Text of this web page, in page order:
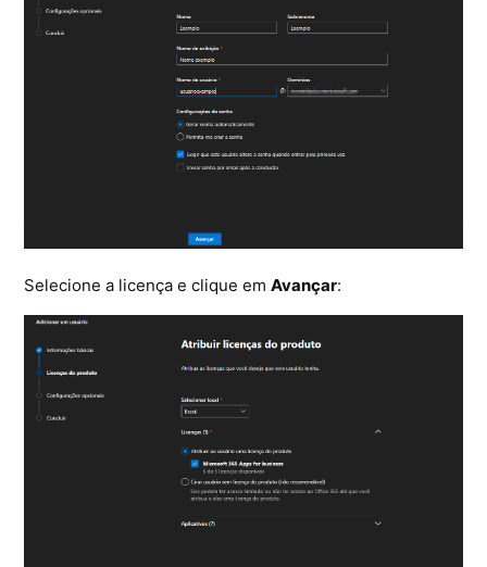
Microsoft SQL Server
Selecione a licença e clique emAvançar: